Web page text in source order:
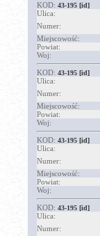
KOD: 43-195 [id]
Ulica:
Numer:
Miejscowość:
Powiat:
Woj:
KOD: 43-195 [id]
Ulica:
Numer:
Miejscowość:
Powiat:
Woj:
KOD: 43-195 [id]
Ulica:
Numer:
Miejscowość:
Powiat:
Woj:
KOD: 43-195 [id]
Ulica:
Numer: